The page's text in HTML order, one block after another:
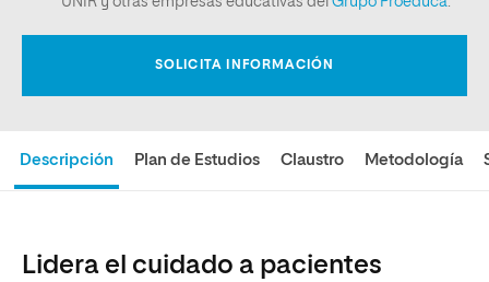
Descripción Plan de Estudios Claustro Metodología
Lidera el cuidado a pacientes